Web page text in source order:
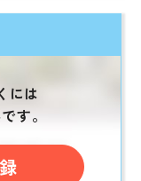
には
す。